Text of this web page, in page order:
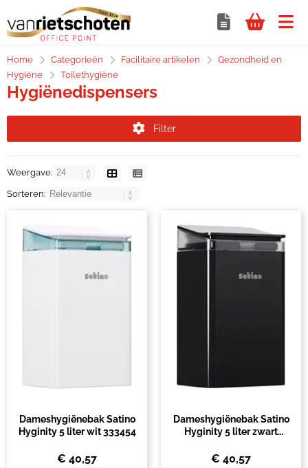
Home Categorieën Facilitaire artikelen
Gezondheid en
Hygiëne
Toilethygiëne
Hygiënedispensers
Filter
Weergave:
Sorteren:
Dameshygiënebak Satino
Hyginity 5 liter wit 333454
€ 40,57
Dameshygiënebak Satino
Hyginity 5 liter zwart
€ 40,57